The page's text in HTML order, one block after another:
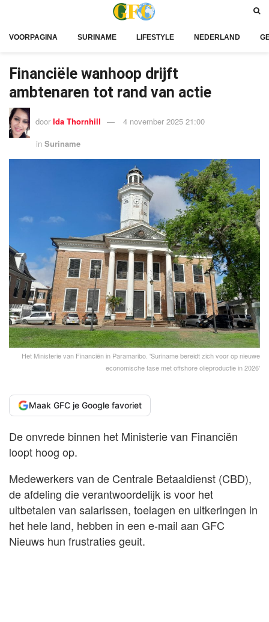
VOORPAGINA SURINAME LIFESTYLE NEDERLAND
Financiële wanhoop drijft
ambtenaren tot rand van actie
door Ida Thornhill
4 november 2025 21:00
in Suriname
Het Ministerie van Financiën in Paramaribo. 'Suriname bereidt zich voor op nieuwe
economische fase met offshore olieproductie in 2026'
Maak GFC je Google favoriet
De onvrede binnen het Ministerie van Financiën
loopt hoog op.
Medewerkers van de Centrale Betaaldienst (CBD),
de afdeling die verantwoordelijk is voor het
uitbetalen van salarissen, toelagen en uitkeringen in
het hele land, hebben in een e-mail aan GFC
Nieuws hun frustraties geuit.